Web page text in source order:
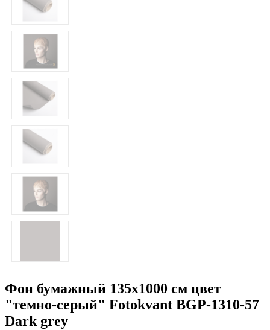
Фон бумажный 135х1000 см цвет
"темно-серый" Fotokvant BGP-1310-57
Dark grey